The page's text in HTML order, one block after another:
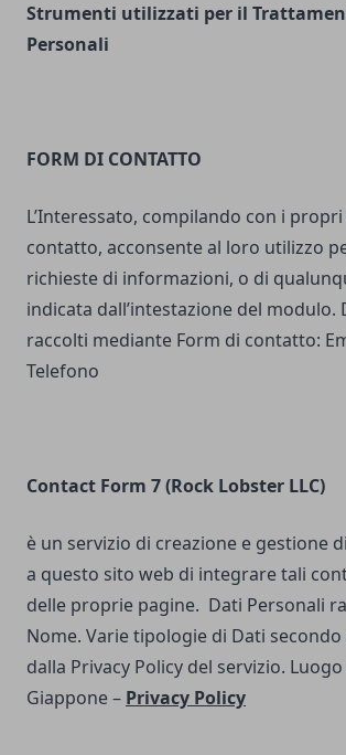
Strumenti utilizzati per il
Personali
FORM DI CONTATTO
L’Interessato, compilando con i
contatto, acconsente al loro utilizzo
richieste di informazioni, o di
indicata dall’intestazione del modulo.
raccolti mediante Form di contatto:
Telefono
Contact Form 7 (Rock Lobster LLC)
è un servizio di creazione e gestione
a questo sito web di integrare tali
delle proprie pagine. Dati Personali
Nome. Varie tipologie di Dati
dalla Privacy Policy del servizio.
Giappone – Privacy Policy